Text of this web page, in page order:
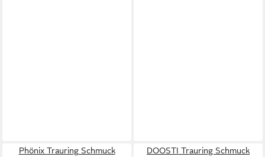
Phönix Trauring Schmuck
DOOSTI Trauring Schmuck